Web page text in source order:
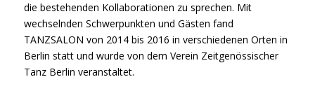
die bestehenden Kollaborationen zu sprechen. Mit
wechselnden Schwerpunkten und Gästen fand
TANZSALON von 2014 bis 2016 in verschiedenen Orten in
Berlin statt und wurde von dem Verein Zeitgenössischer
Tanz Berlin veranstaltet.